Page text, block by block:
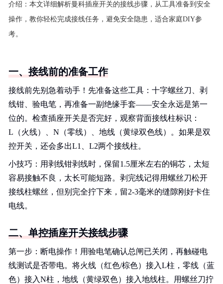
介绍： 本文详细解析曼科插座开关的接线步骤，从工具准备到安全
操作，教你轻松完成接线任务，避免安全隐患，适合家庭DIY参
考。
一、接线前的准备工作
接线前先别急着动手！先准备这些工具：十字螺丝刀、剥
线钳、验电笔，再准备一副绝缘手套——安全永远是第一
位的。检查插座开关是否完好，观察背面接线柱标识：
L（火线）、N（零线）、地线（黄绿双色线）。如果是双
控开关，还会多出L1、L2两个接线柱。
小技巧：用剥线钳剥线时，保留1.5厘米左右的铜芯，太短
容易接触不良，太长可能短路。剥完线记得用螺丝刀松开
接线柱螺丝，但别完全拧下来，留2-3毫米的缝隙刚好卡住
电线。
二、单控插座开关接线步骤
第一步：断电操作！用验电笔确认总闸已关闭，再触碰电
线测试是否带电。将火线（红色/棕色）接入L柱，零线（蓝
色）接入N柱，地线（黄绿双色）接入地线柱。用螺丝刀拧